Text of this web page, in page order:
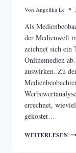
Von Angelika Le
Als
der Medienwelt
zeichnet sich ein
Onlinemedien
auswirken. Zu
errechnet,
gekostet…
WEITERLESENDER